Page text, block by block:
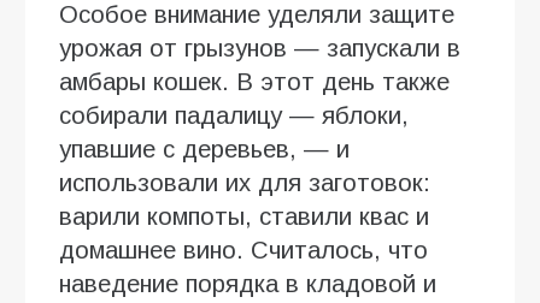
Особое внимание уделяли защите
урожая от грызунов — запускали в
амбары кошек. В этот день также
собирали падалицу — яблоки,
упавшие с деревьев, — и
использовали их для заготовок:
варили компоты, ставили квас и
домашнее вино. Считалось, что
наведение порядка в кладовой и